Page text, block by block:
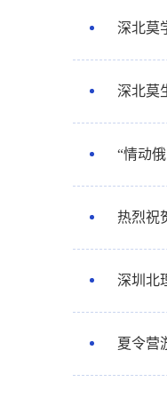
深北莫
深北莫
“情动
热烈祝
深圳北
夏令营